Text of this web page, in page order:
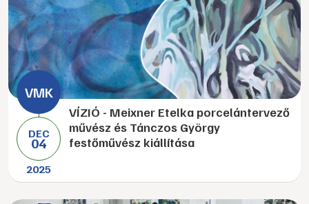
DEC
04
2025
VÍZIÓ - Meixner Etelka porcelántervező
művész és Tánczos György
festőművész kiállítása